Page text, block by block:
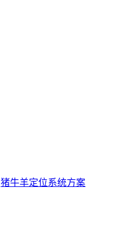
猪牛羊定位系统方案